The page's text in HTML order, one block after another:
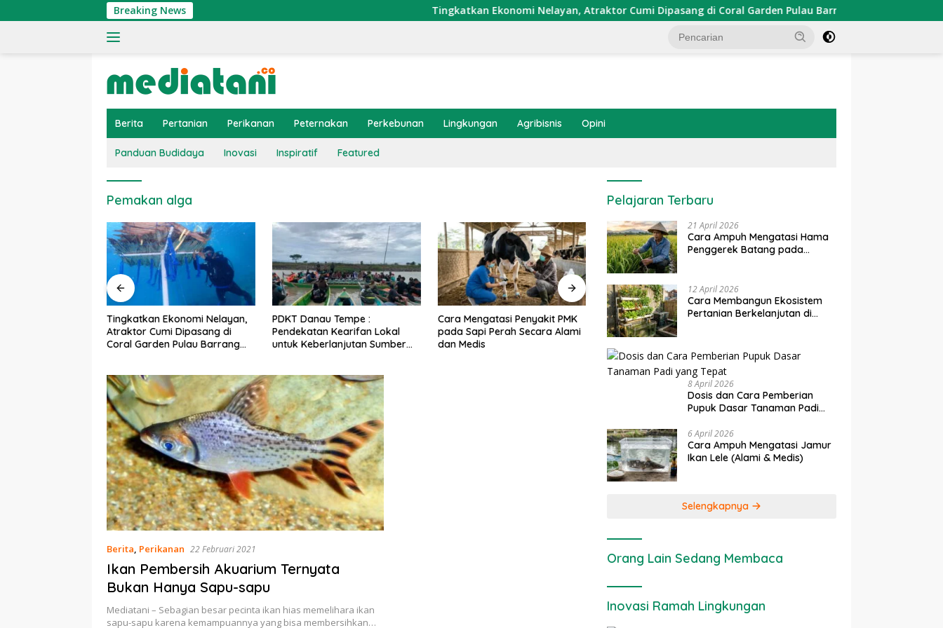
ke
Breaking News Tingkatkan Ekonomi Nelayan, Atraktor Cumi Dipasang di Coral Garden Pulau Barrang Caddi
Berita Pertanian Perikanan Peternakan Perkebunan Lingkungan Agribisnis Opini
Panduan Budidaya Inovasi Inspiratif Featured
Pemakan alga
PDKT Danau Tempe :
Pendekatan Kearifan Lokal
untuk Keberlanjutan Sumber
Cara Mengatasi Penyakit PMK
pada Sapi Perah Secara Alami
dan Medis
Dosis dan Cara Pemupukan
Tanaman Padi pada Fase
Vegetatif Aktif yang Tepat
Penerapan IoT dalam
Pertanian Modern di Indonesia
Ekonomi Sumber Daya Lahan:
Berita, Perikanan 22 Februari 2021
Ikan Pembersih Akuarium Ternyata
Bukan Hanya Sapu-sapu
Mediatani – Sebagian besar pecinta ikan hias memelihara ikan
sapu-sapu karena kemampuannya yang bisa membersihkan…
Pelajaran Terbaru
21 April 2026
Cara Ampuh Mengatasi Hama
Penggerek Batang pada
12 April 2026
Cara Membangun Ekosistem
Pertanian Berkelanjutan di
8 April 2026
Dosis dan Cara Pemberian
Pupuk Dasar Tanaman Padi
6 April 2026
Cara Ampuh Mengatasi Jamur
Ikan Lele (Alami & Medis)
Selengkapnya
Orang Lain Sedang Membaca
Inovasi Ramah Lingkungan